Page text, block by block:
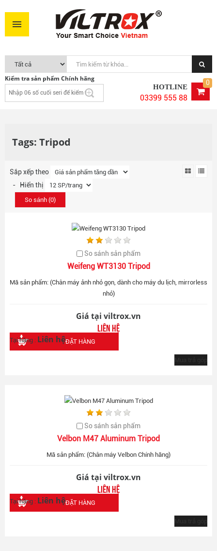
Kiểm tra sản phẩm Chính hãng
HOTLINE
03399 555 88
0
Tags: Tripod
Sắp xếp theo
- Hiển thị
So sánh (0)
So sánh sản phẩm
Weifeng WT3130 Tripod
Mã sản phẩm: (Chân máy ảnh nhỏ gọn, dành cho máy du lịch, mirrorless
nhỏ)
Giá tại viltrox.vn
Liên hệ
Tại hãng : Liên hệĐẶT HÀNG
So sánh sản phẩm
Velbon M47 Aluminum Tripod
Mã sản phẩm: (Chân máy Velbon Chính hãng)
Giá tại viltrox.vn
Liên hệ
Tại hãng : Liên hệĐẶT HÀNG